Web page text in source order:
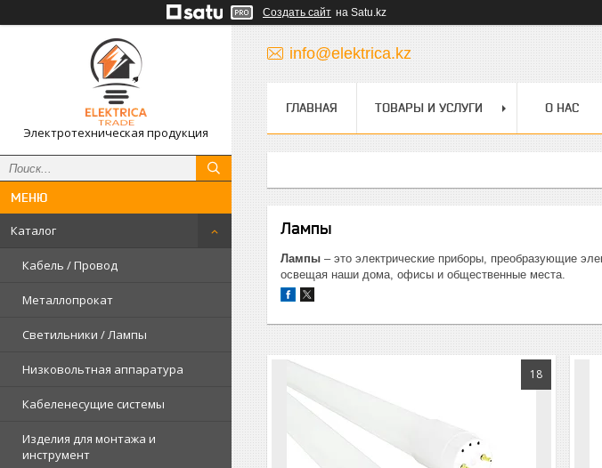
Создать сайт на Satu.kz
Электротехническая продукция
Каталог
Кабель / Провод
Металлопрокат
Светильники / Лампы
Низковольтная аппаратура
Кабеленесущие системы
Изделия для монтажа и
инструмент
info@elektrica.kz
ГЛАВНАЯ ТОВАРЫ И УСЛУГИ О НАС
Лампы
Лампы – это электрические приборы, преобразующие
освещая наши дома, офисы и общественные места.
18